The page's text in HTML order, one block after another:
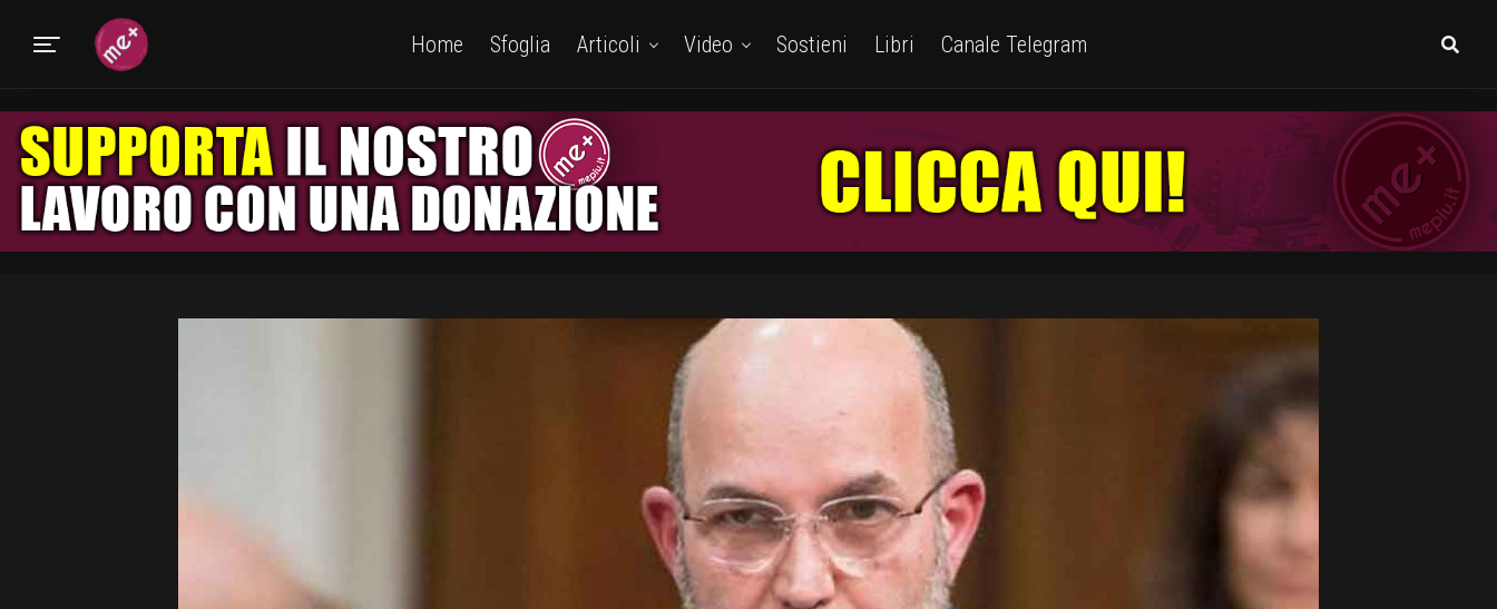
Home Sfoglia Articoli Video Sostieni Libri Canale Telegram